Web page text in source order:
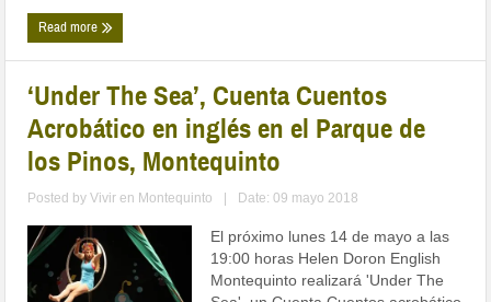
Read more
‘Under The Sea’, Cuenta Cuentos
Acrobático en inglés en el Parque de
los Pinos, Montequinto
Posted byVivir en Montequinto Date: 09 mayo 2018
El próximo lunes 14 de mayo a las
19:00 horas Helen Doron English
Montequinto realizará 'Under The